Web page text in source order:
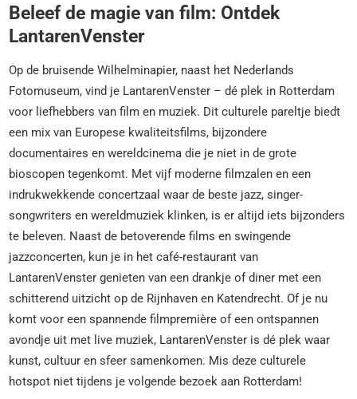
Beleef de magie van film: Ontdek
LantarenVenster
Op de bruisende Wilhelminapier, naast het Nederlands
Fotomuseum, vind je LantarenVenster – dé plek in Rotterdam
voor liefhebbers van film en muziek. Dit culturele pareltje biedt
een mix van Europese kwaliteitsfilms, bijzondere
documentaires en wereldcinema die je niet in de grote
bioscopen tegenkomt. Met vijf moderne filmzalen en een
indrukwekkende concertzaal waar de beste jazz, singer-
songwriters en wereldmuziek klinken, is er altijd iets bijzonders
te beleven. Naast de betoverende films en swingende
jazzconcerten, kun je in het café-restaurant van
LantarenVenster genieten van een drankje of diner met een
schitterend uitzicht op de Rijnhaven en Katendrecht. Of je nu
komt voor een spannende filmpremière of een ontspannen
avondje uit met live muziek, LantarenVenster is dé plek waar
kunst, cultuur en sfeer samenkomen. Mis deze culturele
hotspot niet tijdens je volgende bezoek aan Rotterdam!